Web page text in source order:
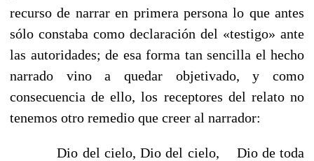
recurso de narrar en primera persona lo que antes
sólo constaba como declaración del «testigo» ante
las autoridades; de esa forma tan sencilla el hecho
narrado vino a quedar objetivado, y como
consecuencia de ello, los receptores del relato no
tenemos otro remedio que creer al narrador:
Dio del cielo, Dio del cielo, Dio de toda